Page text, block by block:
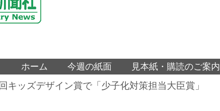
ホーム 今週の紙面 見本紙・購読のご案内
キッズデザイン賞で「少子化対策担当大臣賞」